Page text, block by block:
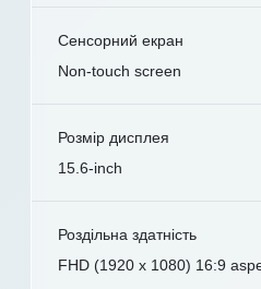
Сенсорний екран
Non-touch screen
Розмір дисплея
15.6-inch
Роздільна здатність
FHD (1920 x 1080) 16:9